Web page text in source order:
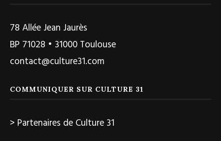
78 Allée Jean Jaurès
BP 71028 • 31000 Toulouse
contact@culture31.com
COMMUNIQUER SUR CULTURE 31
> Partenaires de Culture 31